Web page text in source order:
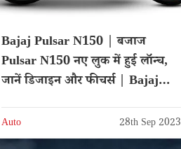
Bajaj Pulsar N150 | बजाज
Pulsar N150 नए लुक में हुई लॉन्च,
जानें डिजाइन और फीचर्स | Bajaj
Auto 28th Sep 2023